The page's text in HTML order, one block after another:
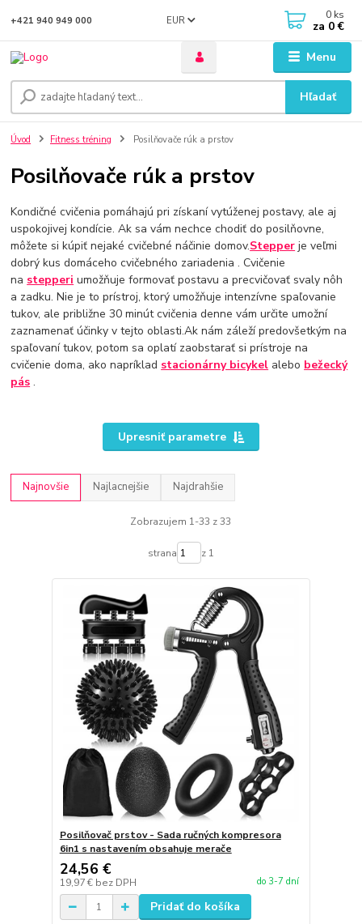
Menu
EUR
Hľadať
+421 940 949 000 0 ks
za 0 €
Úvod Fitness tréning Posilňovače rúk a prstov
Posilňovače rúk a prstov
Kondičné cvičenia pomáhajú pri získaní vytúženej postavy, ale aj
uspokojivej kondície. Ak sa vám nechce chodiť do posilňovne,
môžete si kúpiť nejaké cvičebné náčinie domov.Stepper je veľmi
dobrý kus domáceho cvičebného zariadenia . Cvičenie
na stepperi umožňuje formovať postavu a precvičovať svaly nôh
a zadku. Nie je to prístroj, ktorý umožňuje intenzívne spaľovanie
tukov, ale približne 30 minút cvičenia denne vám určite umožní
zaznamenať účinky v tejto oblasti.Ak nám záleží predovšetkým na
spaľovaní tukov, potom sa oplatí zaobstarať si prístroje na
cvičenie doma, ako napríklad stacionárny bicykel alebo bežecký
pás .
Upresniť parametre
Najnovšie Najlacnejšie Najdrahšie
Zobrazujem 1-33 z 33
strana z 1
Posilňovač prstov - Sada ručných kompresora
6in1 s nastavením obsahuje merače
24,56 €
19,97 € bez DPH do 3-7 dní
Pridať do košíka